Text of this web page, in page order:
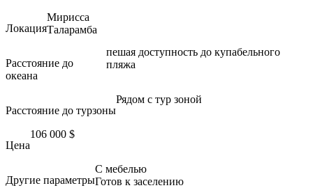
Локация
Мирисса
Таларамба
Расстояние до
океана
пешая доступность до купабельного
пляжа
Расстояние до турзоны
Рядом с тур зоной
Цена
$
106 000
Другие параметры
С мебелью
Готов к заселению